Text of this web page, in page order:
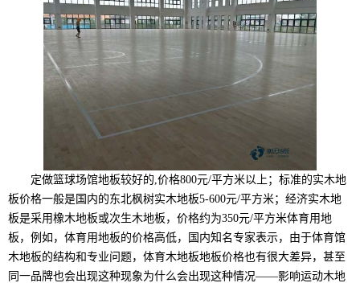
定做篮球场馆地板较好的,价格800元/平方米以上；标准的实木地
板价格一般是国内的东北枫树实木地板5-600元/平方米；经济实木地
板是采用橡木地板或次生木地板，价格约为350元/平方米体育用地
板，例如，体育用地板的价格高低，国内知名专家表示，由于体育馆
木地板的结构和专业问题，体育木地板地板价格也有很大差异，甚至
同一品牌也会出现这种现象为什么会出现这种情况——影响运动木地